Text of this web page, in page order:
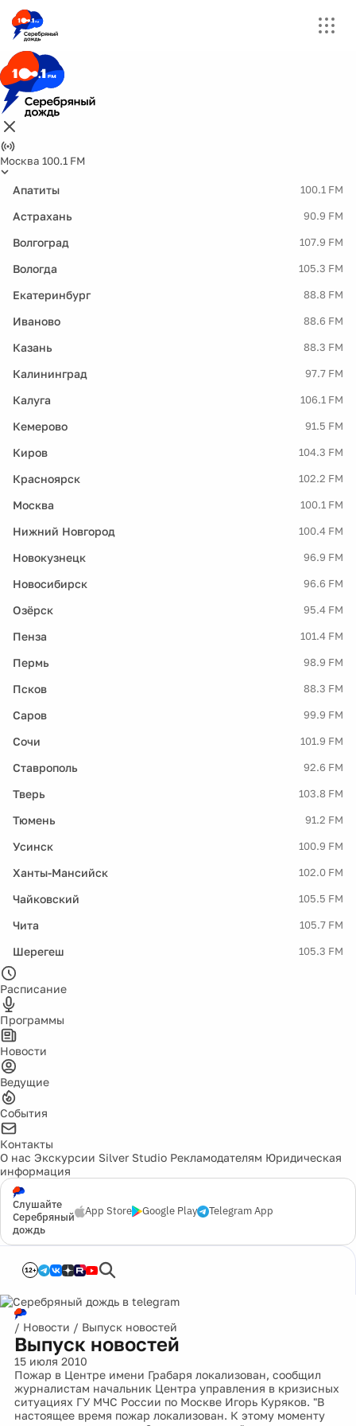
Москва 100.1 FM
Апатиты 100.1 FM
Астрахань 90.9 FM
Волгоград 107.9 FM
Вологда 105.3 FM
Екатеринбург 88.8 FM
Иваново 88.6 FM
Казань 88.3 FM
Калининград 97.7 FM
Калуга 106.1 FM
Кемерово 91.5 FM
Киров 104.3 FM
Красноярск 102.2 FM
Москва 100.1 FM
Нижний Новгород 100.4 FM
Новокузнецк 96.9 FM
Новосибирск 96.6 FM
Озёрск 95.4 FM
Пенза 101.4 FM
Пермь 98.9 FM
Псков 88.3 FM
Саров 99.9 FM
Сочи 101.9 FM
Ставрополь 92.6 FM
Тверь 103.8 FM
Тюмень 91.2 FM
Усинск 100.9 FM
Ханты-Мансийск 102.0 FM
Чайковский 105.5 FM
Чита 105.7 FM
Шерегеш 105.3 FM
Расписание
Программы
Новости
Ведущие
События
Контакты
О нас Экскурсии Silver Studio Рекламодателям Юридическая
информация
Слушайте
Серебряный
дождь
App Store Google Play Telegram App
12+
/ Новости / Выпуск новостей
Выпуск новостей
15 июля 2010
Пожар в Центре имени Грабаря локализован, сообщил
журналистам начальник Центра управления в кризисных
ситуациях ГУ МЧС России по Москве Игорь Куряков. "В
настоящее время пожар локализован. К этому моменту